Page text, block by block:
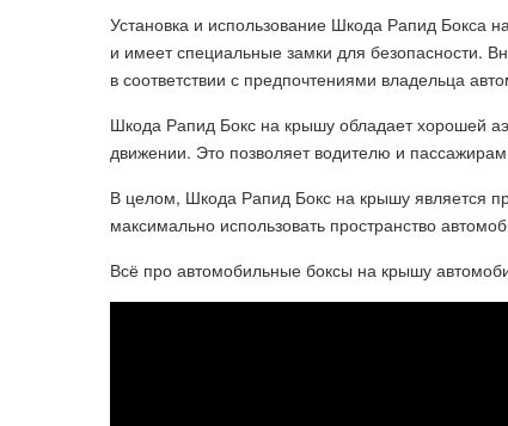
Установка и использование Шкода Рапид Бокса
и имеет специальные замки для безопасности.
в соответствии с предпочтениями владельца
Шкода Рапид Бокс на крышу обладает хорошей
движении. Это позволяет водителю и
В целом, Шкода Рапид Бокс на крышу является
максимально использовать пространство
Всё про автомобильные боксы на крышу